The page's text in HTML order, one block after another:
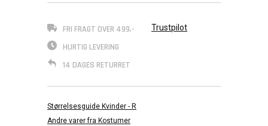
FRI FRAGT OVER 499,-
HURTIG LEVERING
14 DAGES RETURRET
Trustpilot
Størrelsesguide Kvinder - R
Andre varer fra Kostumer